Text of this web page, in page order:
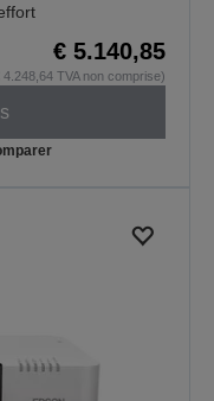
€ 5.140,85
TVA non comprise)